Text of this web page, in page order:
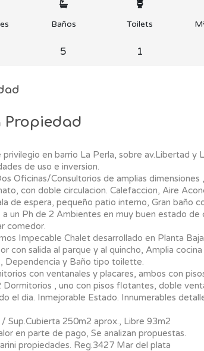
Baños
5
Toilets
1
Propiedad
en barrio La Perla, sobre av.Libertad y
de uso e inversion.
Oficinas/Consultorios de amplias dimensiones
con doble circulacion. Calefaccion, Aire
de espera, pequeño patio interno, Gran baño
un Ph de 2 Ambientes en muy buen estado de
comedor.
Impecable Chalet desarrollado en Planta
con salida al parque y al quincho, Amplia
Dependencia y Baño tipo toilette.
con ventanales y placares, ambos con
, uno con pisos flotantes, doble
el dia. Inmejorable Estado. Innumerables
Sup.Cubierta 250m2 aprox., Libre 93m2
en parte de pago, Se analizan propuestas.
propiedades. Reg.3427 Mar del plata